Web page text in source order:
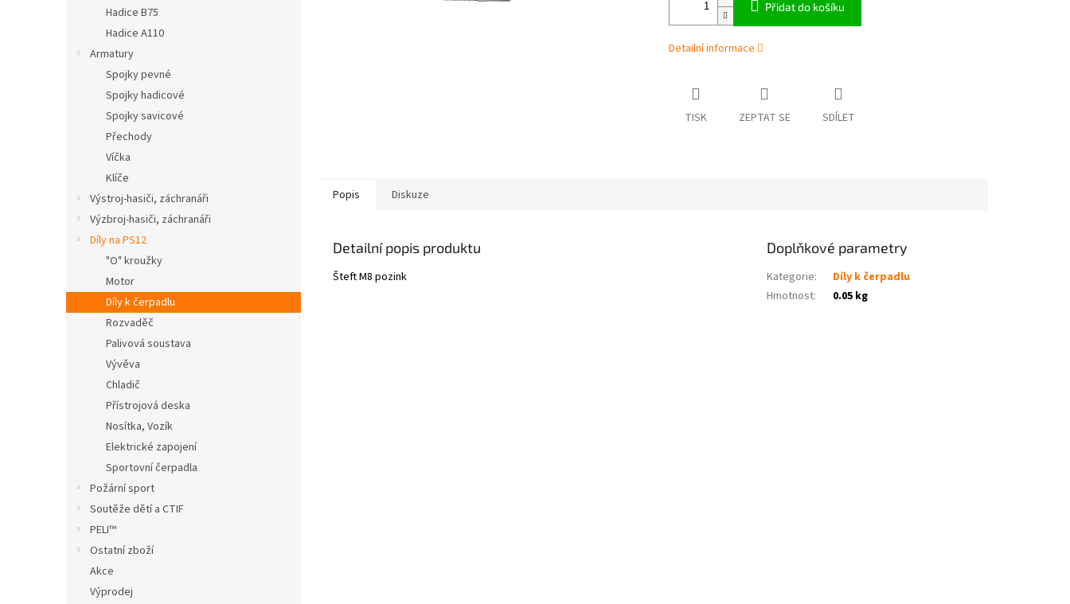
Hadice B75
Hadice A110
Armatury
Spojky pevné
Spojky hadicové
Spojky savicové
Přechody
Víčka
Klíče
Výstroj-hasiči, záchranáři
Výzbroj-hasiči, záchranáři
Díly na PS12
"O" kroužky
Motor
Díly k čerpadlu
Rozvaděč
Palivová soustava
Vývěva
Chladič
Přístrojová deska
Nosítka, Vozík
Elektrické zapojení
Sportovní čerpadla
Požární sport
Soutěže dětí a CTIF
PELI™
Ostatní zboží
Akce
Výprodej
Přidat do košíku
Detailní informace
TISK ZEPTAT SE SDÍLET
Popis Diskuze
Detailní popis produktu
Šteft M8 pozink
Doplňkové parametry
Kategorie:
Díly k čerpadlu
Hmotnost: 0.05 kg